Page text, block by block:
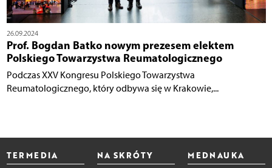
26.09.2024
Prof. Bogdan Batko nowym prezesem elektem
Polskiego Towarzystwa Reumatologicznego
Podczas XXV Kongresu Polskiego Towarzystwa
Reumatologicznego, który odbywa się w Krakowie,...
TERMEDIA NA SKRÓTY MEDNAUKA